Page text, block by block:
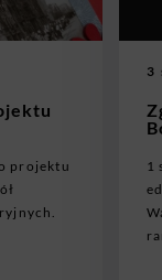
projektu
3
1